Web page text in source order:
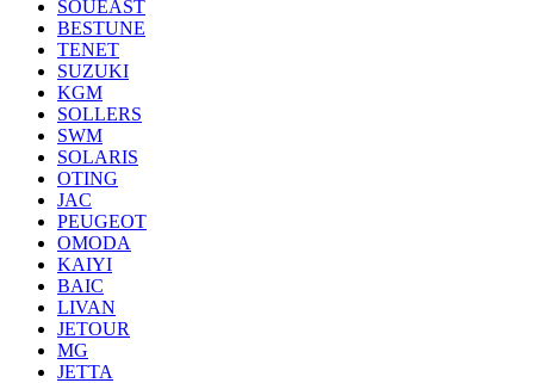
SOUEAST
BESTUNE
TENET
SUZUKI
KGM
SOLLERS
SWM
SOLARIS
OTING
JAC
PEUGEOT
OMODA
KAIYI
BAIC
LIVAN
JETOUR
MG
JETTA